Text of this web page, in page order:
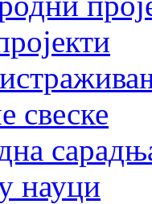
свеске
науци